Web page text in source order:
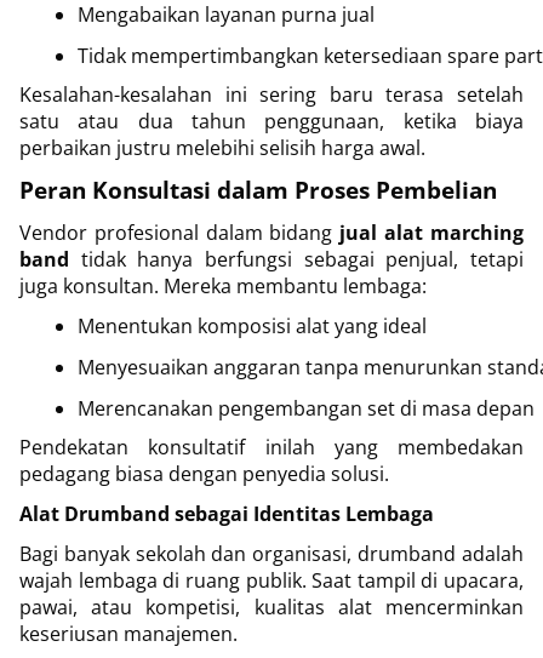
Mengabaikan layanan purna jual
Tidak mempertimbangkan ketersediaan spare part
Kesalahan-kesalahan ini sering baru terasa setelah
satu atau dua tahun penggunaan, ketika biaya
perbaikan justru melebihi selisih harga awal.
Peran Konsultasi dalam Proses Pembelian
Vendor profesional dalam bidang jual alat marching
band tidak hanya berfungsi sebagai penjual, tetapi
juga konsultan. Mereka membantu lembaga:
Menentukan komposisi alat yang ideal
Menyesuaikan anggaran tanpa menurunkan
Merencanakan pengembangan set di masa depan
Pendekatan konsultatif inilah yang membedakan
pedagang biasa dengan penyedia solusi.
Alat Drumband sebagai Identitas Lembaga
Bagi banyak sekolah dan organisasi, drumband adalah
wajah lembaga di ruang publik. Saat tampil di upacara,
pawai, atau kompetisi, kualitas alat mencerminkan
keseriusan manajemen.